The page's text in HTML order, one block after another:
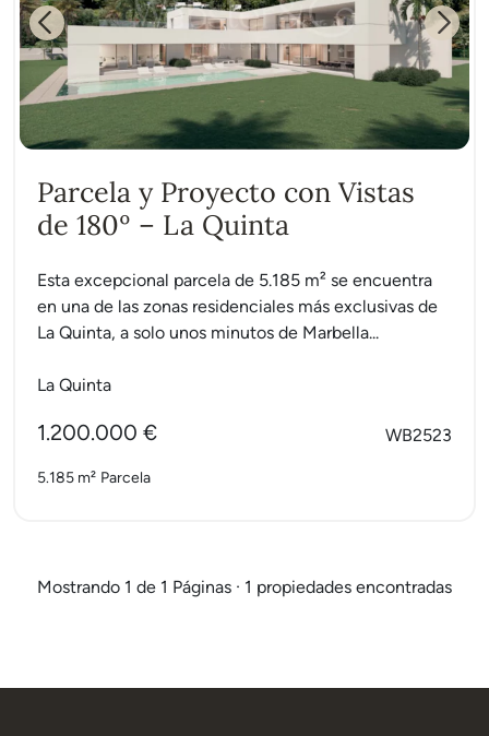
Previous Next
Parcela y Proyecto con Vistas
de 180º – La Quinta
Esta excepcional parcela de 5.185 m² se encuentra
en una de las zonas residenciales más exclusivas de
La Quinta, a solo unos minutos de Marbella...
La Quinta
1.200.000 € WB2523
5.185 m² Parcela
Mostrando 1 de 1 Páginas · 1 propiedades encontradas